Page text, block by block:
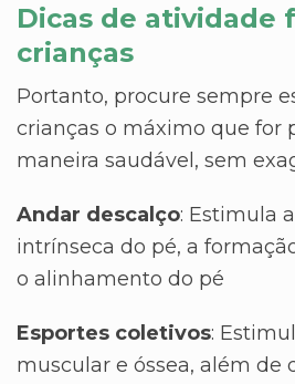
Dicas de atividade
crianças
Portanto, procure sempre
crianças o máximo que for
maneira saudável, sem
Andar descalço: Estimula
intrínseca do pé, a
o alinhamento do pé
Esportes coletivos:
muscular e óssea, além de